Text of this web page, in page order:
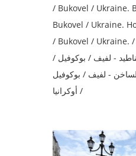
/ Bukovel / Ukraine.
Bukovel / Ukraine.
/ Bukovel / Ukraine. رحلة المنطاد - لفيف /
- لفيف / بوكوفيل /
الساخن - لفيف / بوكوفيل
/ أوكرانيا